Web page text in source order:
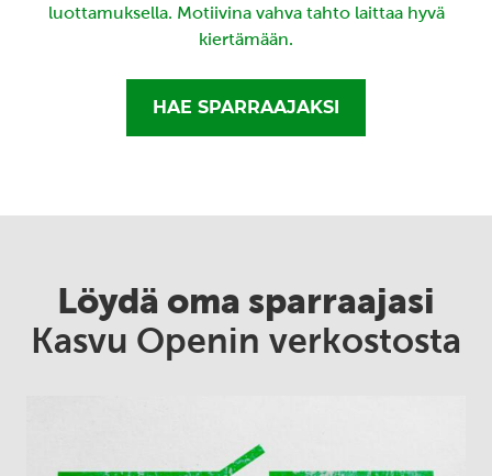
luottamuksella. Motiivina vahva tahto laittaa hyvä
kiertämään.
HAE SPARRAAJAKSI
Löydä oma sparraajasi
Kasvu Openin verkostosta